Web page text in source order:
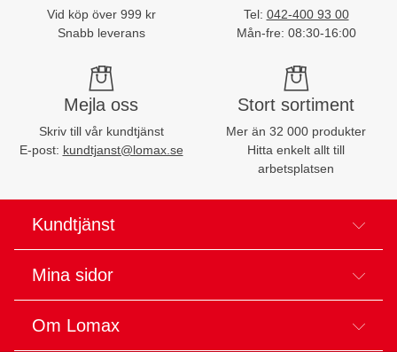
Vid köp över 999 kr
Snabb leverans
Tel: 042-400 93 00
Mån-fre: 08:30-16:00
Mejla oss
Skriv till vår kundtjänst
E-post: kundtjanst@lomax.se
Stort sortiment
Mer än 32 000 produkter
Hitta enkelt allt till
arbetsplatsen
Kundtjänst
Mina sidor
Om Lomax